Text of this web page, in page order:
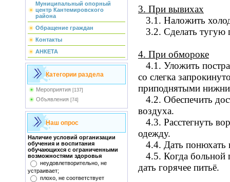
Муниципальный опорный
центр Кантемировского
района
Обращение граждан
Контакты
АНКЕТА
Категории раздела
Мероприятия [137]
Объявления [74]
Наш опрос
Наличие условий организации
обучения и воспитания
обучающихся с ограниченными
возможностями здоровья
неудовлетворительно, не
устраивает;
плохо, не соответствует
3. При вывихах
3.1. Наложить
3.2. Сделать тугую
4. При обмороке
4.1. Уложить
со слегка
приподнятыми
4.2. Обеспечить
воздуха.
4.3. Расстегнуть
одежду.
4.4. Дать
4.5. Когда больной
дать горячее питьё.